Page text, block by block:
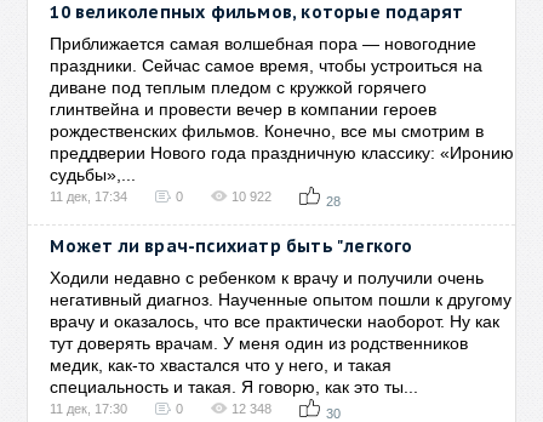
10 великолепных фильмов, которые подарят
Приближается самая волшебная пора — новогодние
праздники. Сейчас самое время, чтобы устроиться на
диване под теплым пледом с кружкой горячего
глинтвейна и провести вечер в компании героев
рождественских фильмов. Конечно, все мы смотрим в
преддверии Нового года праздничную классику: «Иронию
судьбы»,...
11 дек, 17:34 0 10 922 28
Может ли врач-психиатр быть "легкого
Ходили недавно с ребенком к врачу и получили очень
негативный диагноз. Наученные опытом пошли к другому
врачу и оказалось, что все практически наоборот. Ну как
тут доверять врачам. У меня один из родственников
медик, как-то хвастался что у него, и такая
специальность и такая. Я говорю, как это ты...
11 дек, 17:30 0 12 348 30